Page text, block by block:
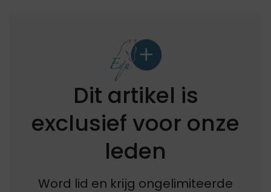
Dit artikel is
exclusief voor onze
leden
Word lid en krijg ongelimiteerde